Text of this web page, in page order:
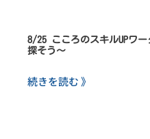
8/25 こころのスキルUPワ
探そう～
続きを読む 》